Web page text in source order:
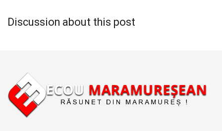
Discussion about this post